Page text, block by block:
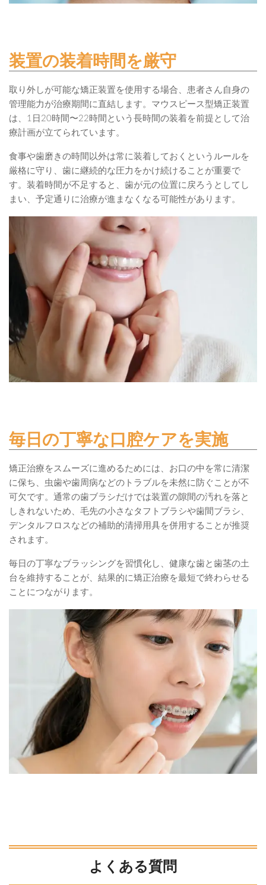
装置の装着時間を厳守
取り外しが可能な矯正装置を使用する場合、患者さん自身の
管理能力が治療期間に直結します。マウスピース型矯正装置
は、1日20時間〜22時間という長時間の装着を前提として治
療計画が立てられています。
食事や歯磨きの時間以外は常に装着しておくというルールを
厳格に守り、歯に継続的な圧力をかけ続けることが重要で
す。装着時間が不足すると、歯が元の位置に戻ろうとしてし
まい、予定通りに治療が進まなくなる可能性があります。
毎日の丁寧な口腔ケアを実施
矯正治療をスムーズに進めるためには、お口の中を常に清潔
に保ち、虫歯や歯周病などのトラブルを未然に防ぐことが不
可欠です。通常の歯ブラシだけでは装置の隙間の汚れを落と
しきれないため、毛先の小さなタフトブラシや歯間ブラシ、
デンタルフロスなどの補助的清掃用具を併用することが推奨
されます。
毎日の丁寧なブラッシングを習慣化し、健康な歯と歯茎の土
台を維持することが、結果的に矯正治療を最短で終わらせる
ことにつながります。
よくある質問